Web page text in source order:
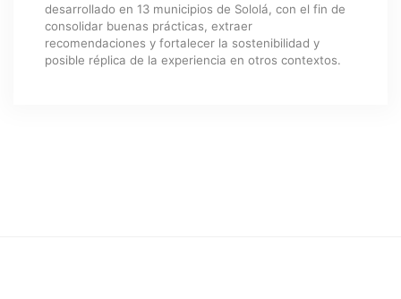
desarrollado en 13 municipios de Sololá, con el fin de
consolidar buenas prácticas, extraer
recomendaciones y fortalecer la sostenibilidad y
posible réplica de la experiencia en otros contextos.